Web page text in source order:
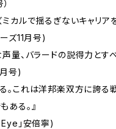
ミカルで揺るぎないキャリア
ズ11月号)
声量、バラードの説得力とす
号)
。これは洋邦楽双方に誇る
ある。』
」安倍寧)